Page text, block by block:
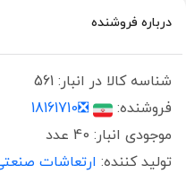
درباره فروشنده
شناسه کالا در انبار: 561
فروشنده:
❎18161710
موجودی انبار: 40 عدد
تولید کننده: ارتعاشات